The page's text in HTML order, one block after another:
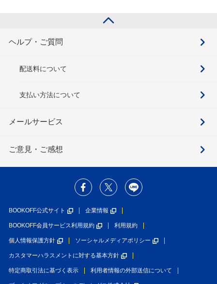
ヘルプ・ご質問
配送料について
支払い方法について
メールサービス
ご意見・ご感想
BOOKOFF公式サイト 企業情報
BOOKOFF会員サービス利用規約 利用規約
個人情報保護方針 ソーシャルメディアポリシー
カスタマーハラスメントに対する基本方針
特定商取引法に基づく表示 利用者情報の外部送信について